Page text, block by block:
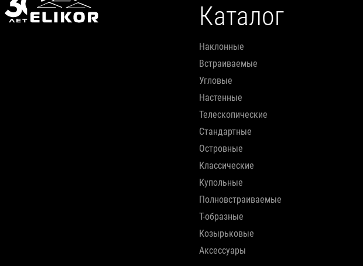
Каталог
наклонные
встраиваемые
угловые
настенные
телескопические
стандартные
островные
классические
купольные
полновстраиваемые
т-образные
козырьковые
аксессуары